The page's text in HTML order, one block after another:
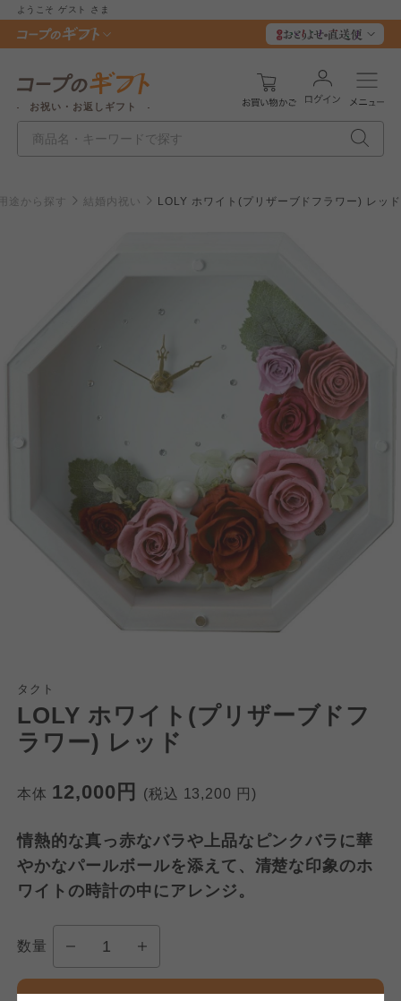
ようこそ ゲスト さま
お祝い・お返しギフト
途から探す 結婚内祝い LOLY ホワイト(プリザーブドフラワー) レッド
タクト
LOLY ホワイト(プリザーブドフ
ラワー) レッド
本体 12,000円 (税込 13,200 円)
情熱的な真っ赤なバラや上品なピンクバラに華
やかなパールボールを添えて、清楚な印象のホ
ワイトの時計の中にアレンジ。
数量
ご利用約款（ご利用規約・ご利
このサイトは7つの生協から業務委託を受けて、
コープきんき事業連合が運営しています。ご自
身が加入されている生協が定める利用約款をご
確認のうえ、ご利用ください。なお、クチコミ
投稿については、利用約款の細則として規定さ
れています。
コープきんき事業連合が運営しています。お預
かりしている個人情報については、コープ事業
連合、ならびに各生協の「個人情報保護方針」
にもどづいて、コープ事業連合が適切に管理を
コープ事業連合、ならびに各生協の「個人情報
保護方針」については各生協のボタンをクリッ
特定商取引法に基づく表記につ
このサイトは7つの生協から業務委託を受けて、
コープきんき事業連合が運営しています。販売
責任者は、それぞれご利用の生協となります。
各生協の「特定商取引法に基づく表記につい
て」については各生協のボタンをクリックして
ご確認ください。